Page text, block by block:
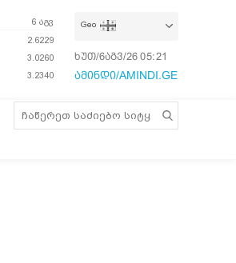
6 აგვ
2.6229
3.0260
3.2340
Geo
ხუთ/6აგვ/26 05:21:11
ამინდი/AMINDI.GE